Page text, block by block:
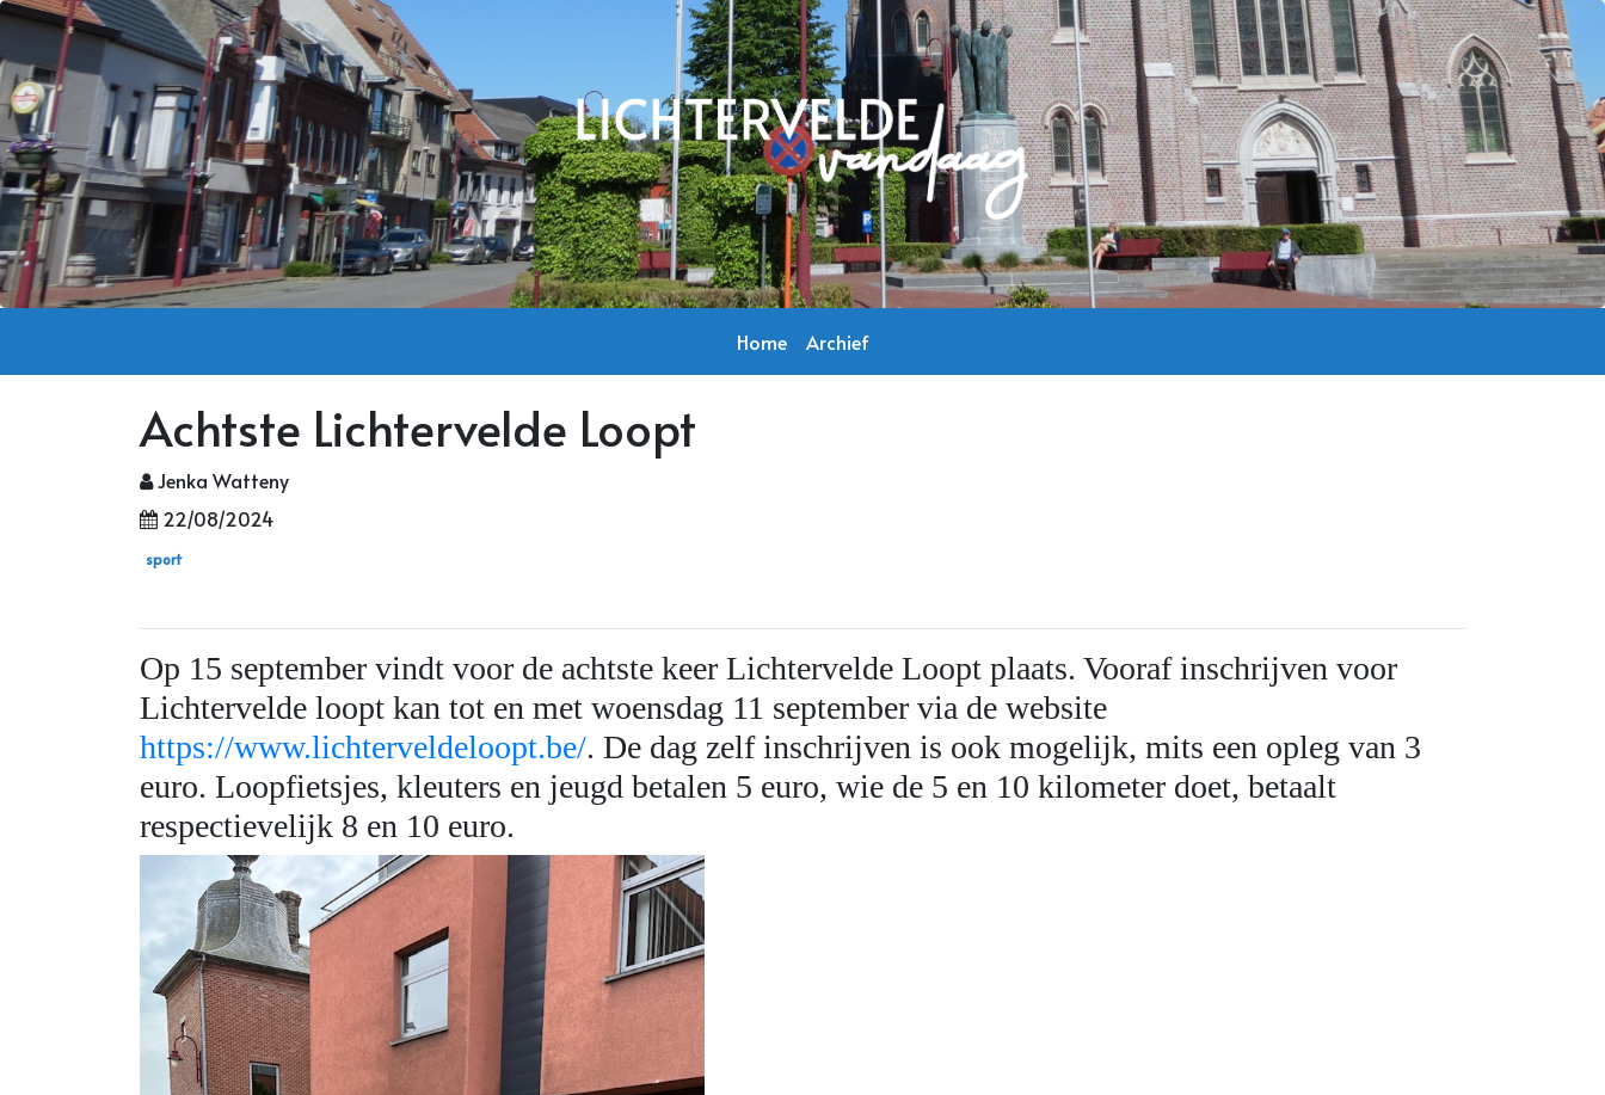
Home Archief
Achtste Lichtervelde Loopt
Jenka Watteny
22/08/2024
sport
Op 15 september vindt voor de achtste keer Lichtervelde Loopt plaats. Vooraf inschrijven voor
Lichtervelde loopt kan tot en met woensdag 11 september via de website
https://www.lichterveldeloopt.be/. De dag zelf inschrijven is ook mogelijk, mits een opleg van 3
euro. Loopfietsjes, kleuters en jeugd betalen 5 euro, wie de 5 en 10 kilometer doet, betaalt
respectievelijk 8 en 10 euro.